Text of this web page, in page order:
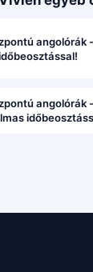
angolórák -
angolórák